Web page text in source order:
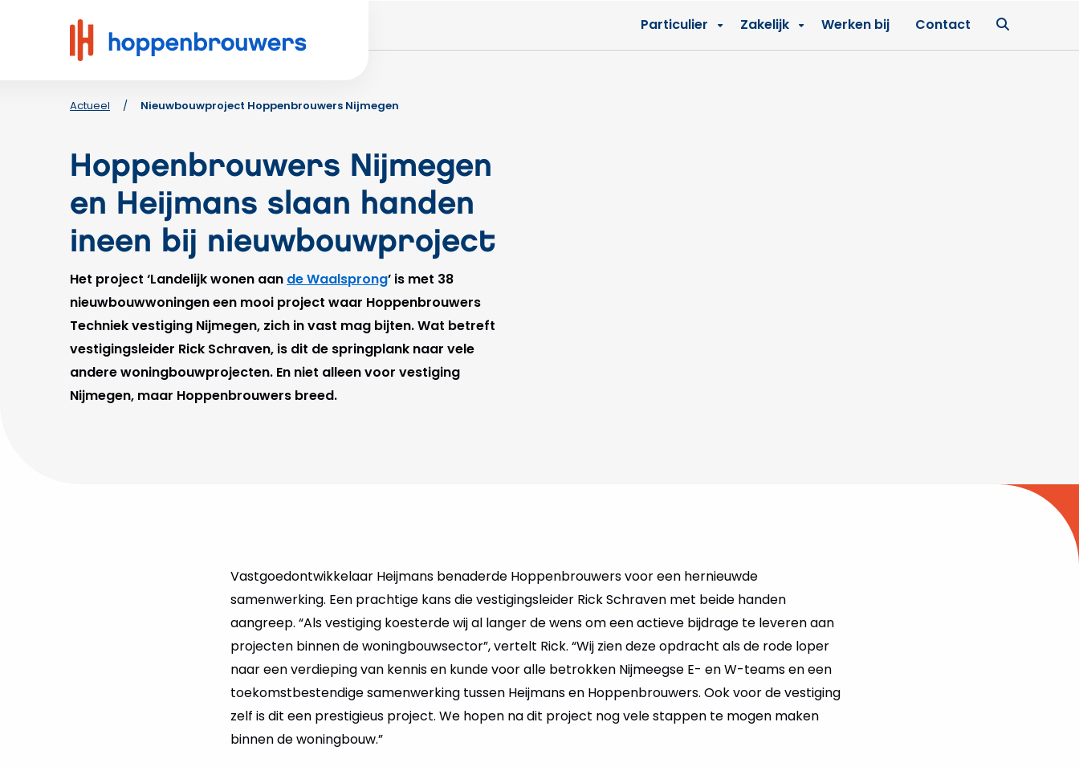
Hoppenbrouwers
Waar
leeft
Particulier Zakelijk Werken bij Contact
Actueel / Nieuwbouwproject Hoppenbrouwers Nijmegen
Hoppenbrouwers Nijmegen
en Heijmans slaan handen
ineen bij nieuwbouwproject
Het project ‘Landelijk wonen aan de Waalsprong’ is met 38
nieuwbouwwoningen een mooi project waar Hoppenbrouwers
Techniek vestiging Nijmegen, zich in vast mag bijten. Wat betreft
vestigingsleider Rick Schraven, is dit de springplank naar vele
andere woningbouwprojecten. En niet alleen voor vestiging
Nijmegen, maar Hoppenbrouwers breed.
Vastgoedontwikkelaar Heijmans benaderde Hoppenbrouwers voor een hernieuwde
samenwerking. Een prachtige kans die vestigingsleider Rick Schraven met beide handen
aangreep. “Als vestiging koesterde wij al langer de wens om een actieve bijdrage te leveren aan
projecten binnen de woningbouwsector”, vertelt Rick. “Wij zien deze opdracht als de rode loper
naar een verdieping van kennis en kunde voor alle betrokken Nijmeegse E- en W-teams en een
toekomstbestendige samenwerking tussen Heijmans en Hoppenbrouwers. Ook voor de vestiging
zelf is dit een prestigieus project. We hopen na dit project nog vele stappen te mogen maken
binnen de woningbouw.”